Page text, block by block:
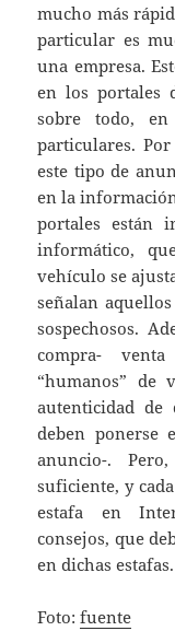
mucho más
particular es
una empresa.
en los portales
sobre todo,
particulares.
este tipo de
en la
portales están
informático,
vehículo se
señalan
sospechosos.
compra-
“humanos” de
autenticidad de
deben ponerse
anuncio-.
suficiente, y
estafa en
consejos, que
en dichas estafas.
Foto:fuente